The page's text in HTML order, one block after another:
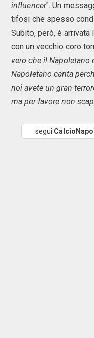
influencer". Un
tifosi che spesso
Subito, però, è
con un vecchio coro
vero che il Napoletano
Napoletano canta
noi avete un gran
ma per favore non
segui